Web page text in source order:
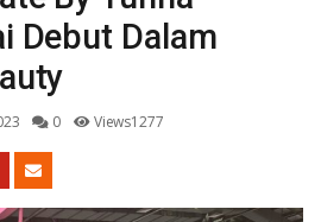
Debut Dalam
0 Views1277